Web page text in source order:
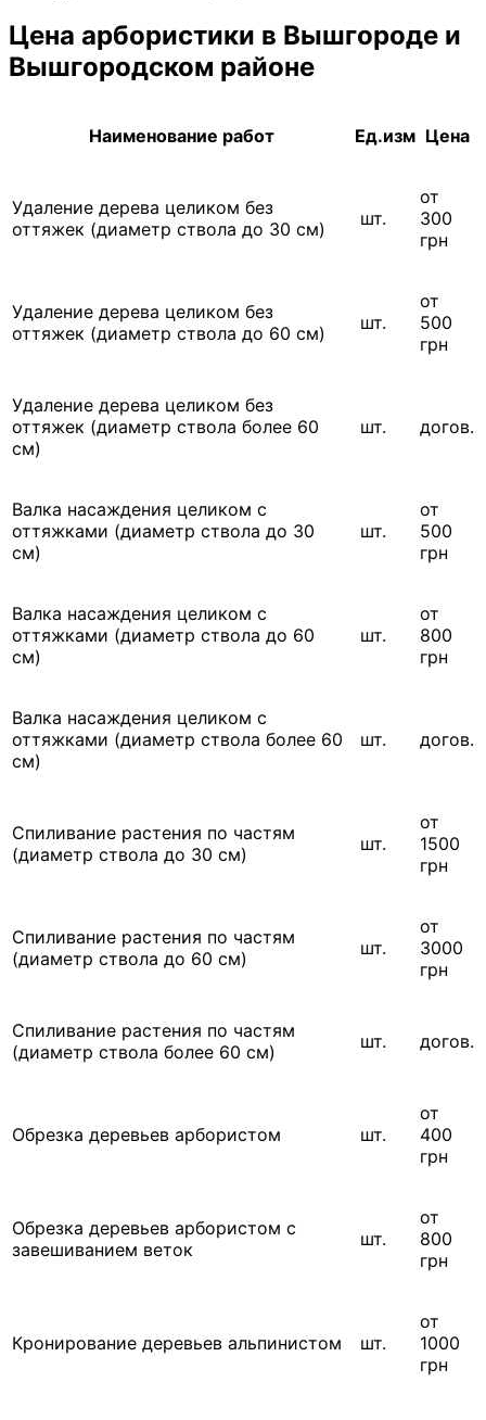
Цена арбористики в Вышгороде и
Вышгородском районе
Наименование работ Ед.изм Цена
Удаление дерева целиком без
оттяжек (диаметр ствола до 30 см)
шт.
от
300
грн
Удаление дерева целиком без
оттяжек (диаметр ствола до 60 см)
шт.
от
500
грн
Удаление дерева целиком без
оттяжек (диаметр ствола более 60
см)
шт. догов.
Валка насаждения целиком с
оттяжками (диаметр ствола до 30
см)
шт.
от
500
грн
Валка насаждения целиком с
оттяжками (диаметр ствола до 60
см)
шт.
от
800
грн
Валка насаждения целиком с
оттяжками (диаметр ствола более 60
см)
шт. догов.
Спиливание растения по частям
(диаметр ствола до 30 см)
шт.
от
1500
грн
Спиливание растения по частям
(диаметр ствола до 60 см)
шт.
от
3000
грн
Спиливание растения по частям
(диаметр ствола более 60 см)
шт. догов.
Обрезка деревьев арбористом шт.
от
400
грн
Обрезка деревьев арбористом с
завешиванием веток
шт.
от
800
грн
Кронирование деревьев альпинистом шт.
от
1000
грн